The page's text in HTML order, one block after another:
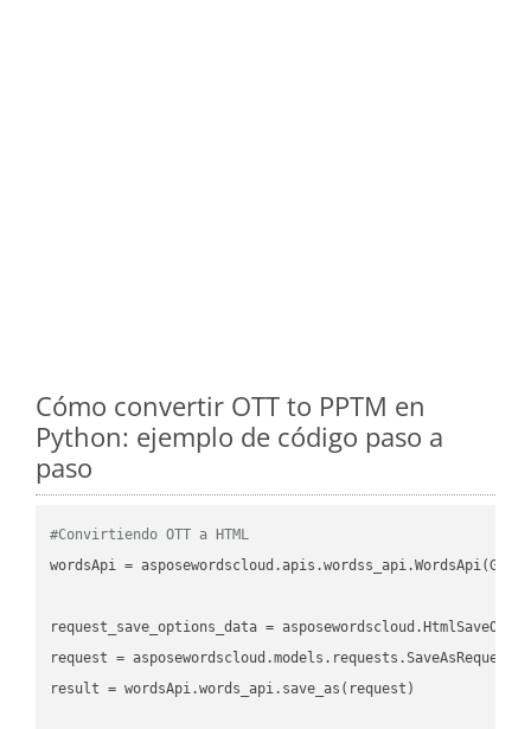
Cómo convertir OTT to PPTM en
Python: ejemplo de código paso a
paso
#Convirtiendo OTT a HTML
wordsApi =
request_save_options_data =
request =
result = wordsApi.words_api.save_as(request)